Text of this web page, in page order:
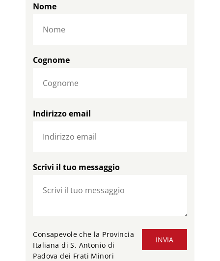
Nome
Cognome
Indirizzo email
Scrivi il tuo messaggio
INVIA
Consapevole che la Provincia
Italiana di S. Antonio di
Padova dei Frati Minori